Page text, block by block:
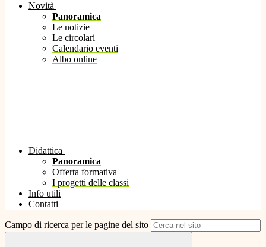
Novità
Panoramica
Le notizie
Le circolari
Calendario eventi
Albo online
Didattica
Panoramica
Offerta formativa
I progetti delle classi
Info utili
Contatti
Campo di ricerca per le pagine del sito